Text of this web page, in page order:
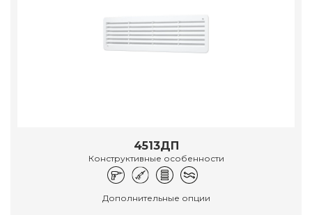
4513ДП
Конструктивные особенности
Дополнительные опции